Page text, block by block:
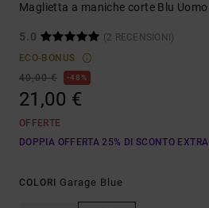
Maglietta a maniche corte Blu Uomo
5.0
(2 RECENSIONI)
ECO-BONUS
40,00 €
48%
21,00 €
OFFERTE
DOPPIA OFFERTA 25% DI SCONTO EXTRA
COLORI Garage Blue